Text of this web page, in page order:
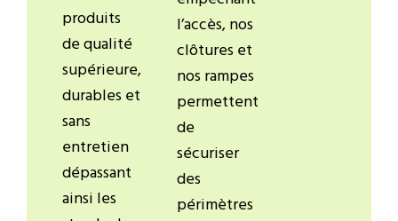
produits
de qualité
supérieure,
durables et
sans
entretien
dépassant
ainsi les
l’accès, nos
clôtures et
nos rampes
permettent
de
sécuriser
des
périmètres